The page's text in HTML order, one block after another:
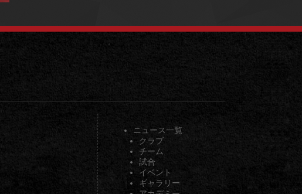
ニュース一覧
クラブ
チーム
試合
イベント
ギャラリー